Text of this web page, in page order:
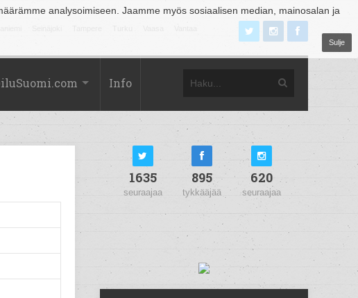
analysoimiseen. Jaamme myös sosiaalisen median, mainosalan ja
Sulje
Info
1635
seuraajaa
895
tykkääjää
620
seuraajaa